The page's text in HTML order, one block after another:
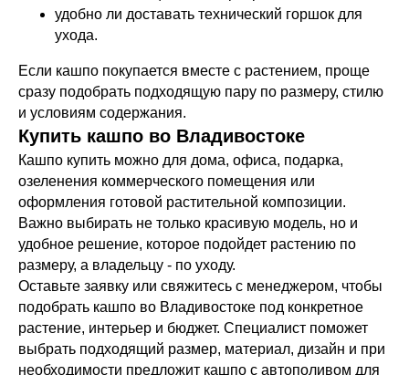
удобно ли доставать технический горшок для
ухода.
Если кашпо покупается вместе с растением, проще
сразу подобрать подходящую пару по размеру, стилю
и условиям содержания.
Купить кашпо во Владивостоке
Кашпо купить можно для дома, офиса, подарка,
озеленения коммерческого помещения или
оформления готовой растительной композиции.
Важно выбирать не только красивую модель, но и
удобное решение, которое подойдет растению по
размеру, а владельцу - по уходу.
Оставьте заявку или свяжитесь с менеджером, чтобы
подобрать кашпо во Владивостоке под конкретное
растение, интерьер и бюджет. Специалист поможет
выбрать подходящий размер, материал, дизайн и при
необходимости предложит кашпо с автополивом для